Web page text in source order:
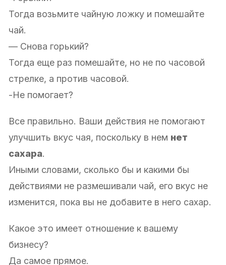
Тогда возьмите чайную ложку и помешайте
чай.
— Снова горький?
Тогда еще раз помешайте, но не по часовой
стрелке, а против часовой.
-Не помогает?
Все правильно. Ваши действия не помогают
улучшить вкус чая, поскольку в нем нет
сахара.
Иными словами, сколько бы и какими бы
действиями не размешивали чай, его вкус не
изменится, пока вы не добавите в него сахар.
Какое это имеет отношение к вашему
бизнесу?
Да самое прямое.